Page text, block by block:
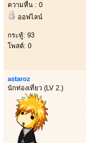
ความหื่น : 0
ออฟไลน์
กระทู้: 93
โพสต์: 0
astaroz
นักท่องเที่ยว (LV 2.)